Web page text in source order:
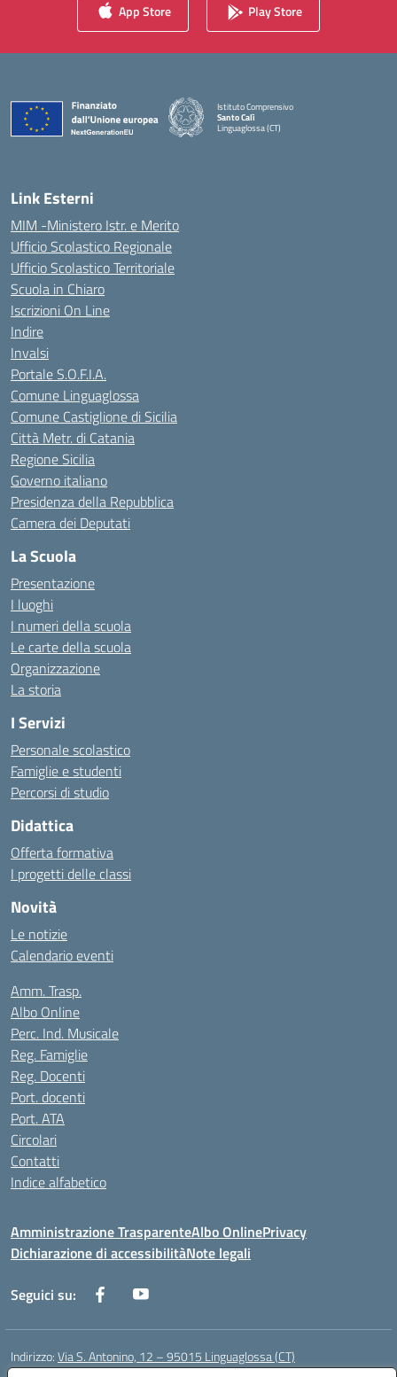
App Store Play Store
Istituto Comprensivo
Santo Calì
Linguaglossa (CT)
— Visita la pagina iniziale della scuola
Link Esterni
MIM -Ministero Istr. e Merito
Ufficio Scolastico Regionale
Ufficio Scolastico Territoriale
Scuola in Chiaro
Iscrizioni On Line
Indire
Invalsi
Portale S.O.F.I.A.
Comune Linguaglossa
Comune Castiglione di Sicilia
Città Metr. di Catania
Regione Sicilia
Governo italiano
Presidenza della Repubblica
Camera dei Deputati
La Scuola
Presentazione
I luoghi
I numeri della scuola
Le carte della scuola
Organizzazione
La storia
I Servizi
Personale scolastico
Famiglie e studenti
Percorsi di studio
Didattica
Offerta formativa
I progetti delle classi
Novità
Le notizie
Calendario eventi
Amm. Trasp.
Albo Online
Perc. Ind. Musicale
Reg. Famiglie
Reg. Docenti
Port. docenti
Port. ATA
Circolari
Contatti
Indice alfabetico
Amministrazione TrasparenteAlbo OnlinePrivacy
Dichiarazione di accessibilitàNote legali
Seguici su:
Indirizzo:Via S. Antonino, 12 – 95015 Linguaglossa (CT)